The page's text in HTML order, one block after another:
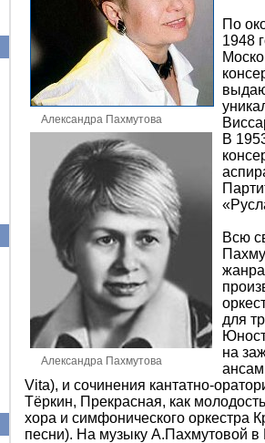
Александра Пахмутова
Александра Пахмутова
По
1948
В
Всю
для
на
Vita), и сочинения кантатно-
Тёркин, Прекрасная, как
хора и симфонического оркестра
песни). На музыку А.Пахмутовой в